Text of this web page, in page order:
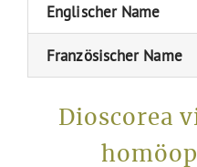
Englischer Name
Französischer Name
Dioscorea